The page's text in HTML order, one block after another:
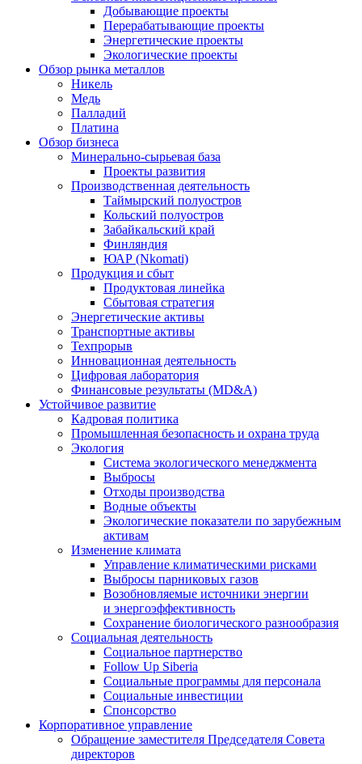
Добывающие проекты
Перерабатывающие проекты
Энергетические проекты
Экологические проекты
Обзор рынка металлов
Никель
Медь
Палладий
Платина
Обзор бизнеса
Минерально-сырьевая база
Проекты развития
Производственная деятельность
Таймырский полуостров
Кольский полуостров
Забайкальский край
Финляндия
ЮАР (Nkomati)
Продукция и сбыт
Продуктовая линейка
Сбытовая стратегия
Энергетические активы
Транспортные активы
Техпрорыв
Инновационная деятельность
Цифровая лаборатория
Финансовые результаты (MD&A)
Устойчивое развитие
Кадровая политика
Промышленная безопасность и охрана труда
Экология
Система экологического менеджмента
Выбросы
Отходы производства
Водные объекты
Экологические показатели по зарубежным
активам
Изменение климата
Управление климатическими рисками
Выбросы парниковых газов
Возобновляемые источники энергии
и энергоэффективность
Сохранение биологического разнообразия
Социальная деятельность
Социальное партнерство
Follow Up Siberia
Социальные программы для персонала
Социальные инвестиции
Спонсорство
Корпоративное управление
Обращение заместителя Председателя Совета
директоров